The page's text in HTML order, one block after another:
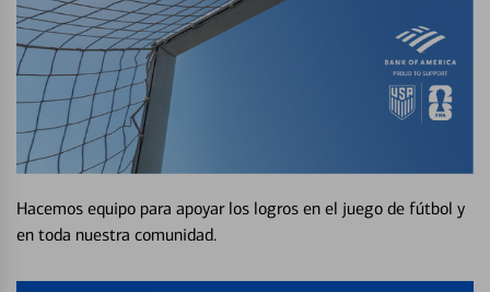
Hacemos equipo para apoyar los logros en el juego de fútbol y
en toda nuestra comunidad.